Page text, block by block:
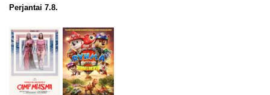
Perjantai 7.8.